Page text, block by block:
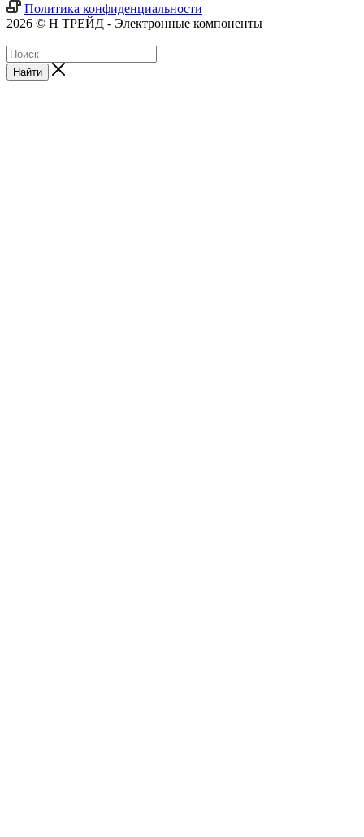
Политика конфиденциальности
2026 © Н ТРЕЙД - Электронные компоненты
Найти